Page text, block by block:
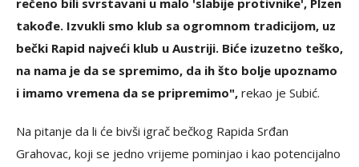
rečeno bili svrstavani u malo 'slabije protivnike', Plzen
takođe. Izvukli smo klub sa ogromnom tradicijom, uz
bečki Rapid najveći klub u Austriji. Biće izuzetno teško,
na nama je da se spremimo, da ih što bolje upoznamo
i imamo vremena da se pripremimo", rekao je Subić.
Na pitanje da li će bivši igrač bečkog Rapida Srđan
Grahovac, koji se jedno vrijeme pominjao i kao potencijalno